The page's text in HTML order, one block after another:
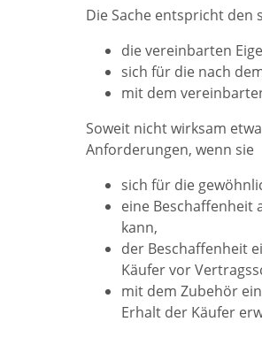
Die Sache entspricht den
die vereinbarten
sich für die nach
mit dem
Soweit nicht wirksam
Anforderungen, wenn sie
sich für die
eine Beschaffenheit
kann,
der Beschaffenheit
Käufer vor
mit dem Zubehör
Erhalt der Käufer